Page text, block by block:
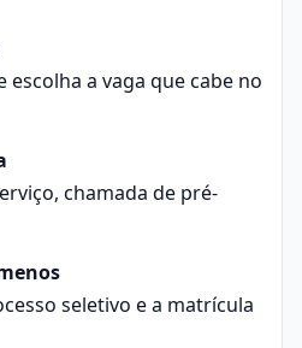
escolha a vaga que cabe no
chamada de pré-
seletivo e a matrícula